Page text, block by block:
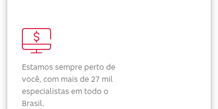
Estamos sempre perto de
você, com mais de 27 mil
especialistas em todo o
Brasil.